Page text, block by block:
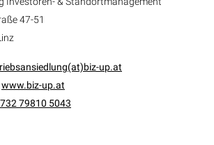
47-51
up.at
www.biz-up.at
79810 5043